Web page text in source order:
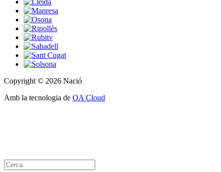
Copyright © 2026 Nació
Amb la tecnologia de OA Cloud